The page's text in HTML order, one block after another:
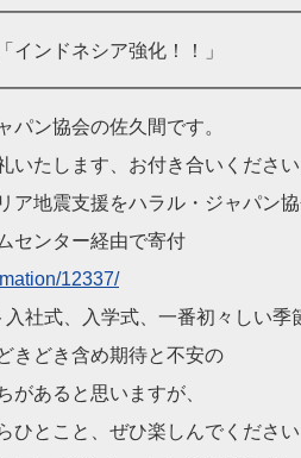
インドネシア強化！！」
パン協会の佐久間です。
いたします、お付き合いください
ア地震支援をハラル・ジャパン
センター経由で寄付
12337/
社式、入学式、一番初々しい季
きどき含め期待と不安の
があると思いますが、
ひとこと、ぜひ楽しんでください